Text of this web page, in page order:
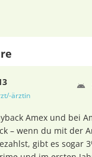
ärztin
Amex und bei
– wenn du mit der
gibt es sogar